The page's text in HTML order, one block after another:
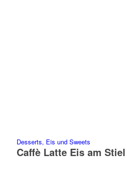
Desserts, Eis und Sweets
Caffè Latte Eis am Stiel